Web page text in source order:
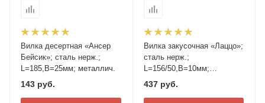
Вилка десертная «Ансер
Бейсик»; сталь нерж.;
L=185,B=25мм; металлич.
143 руб.
Вилка закусочная «Лаццо»;
сталь нерж.;
L=156/50,B=10мм;
металлич.
437руб.